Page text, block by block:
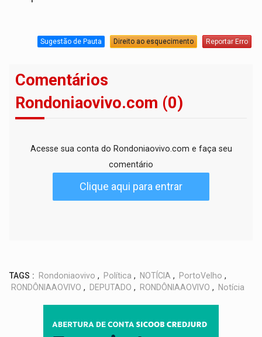
Sugestão de Pauta Direito ao esquecimento Reportar Erro
Comentários
Rondoniaovivo.com (0)
Acesse sua conta do Rondoniaovivo.com e faça seu
comentário
Clique aqui para entrar
TAGS : Rondoniaovivo , Política , NOTÍCIA , PortoVelho ,
RONDÔNIAAOVIVO , DEPUTADO , RONDÔNIAAOVIVO , Notícia